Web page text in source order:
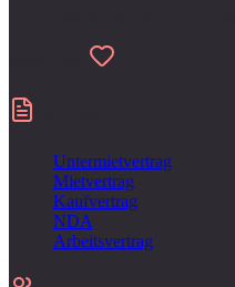
Untermietvertrag
Mietvertrag
Kaufvertrag
NDA
Arbeitsvertrag